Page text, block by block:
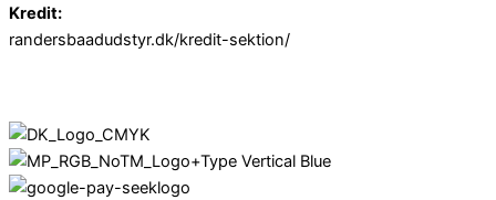
Kredit:
randersbaadudstyr.dk/kredit-sektion/